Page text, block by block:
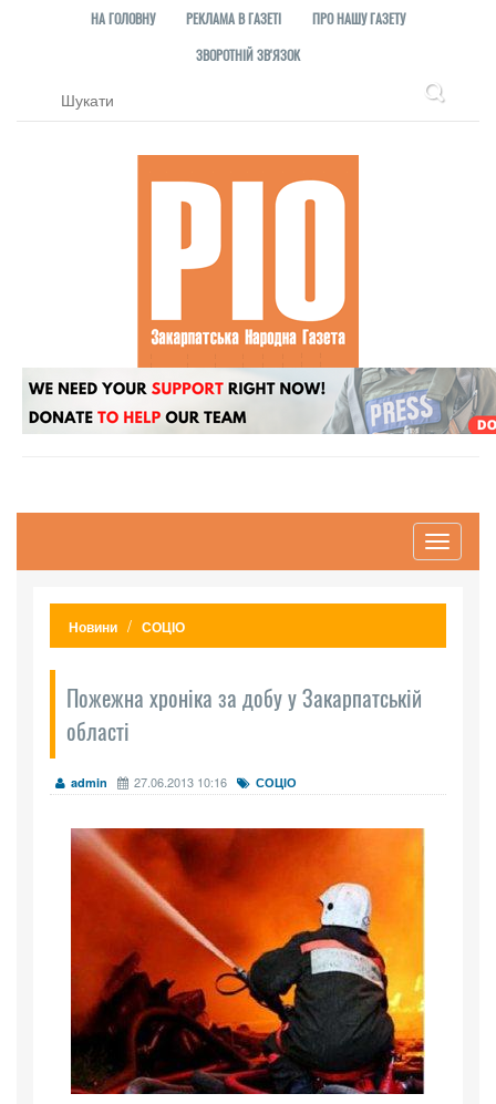
НА ГОЛОВНУ РЕКЛАМА В ГАЗЕТІ
ПРО НАШУ ГАЗЕТУ
ЗВОРОТНІЙ ЗВ'ЯЗОК
Toggle
Новини СОЦІО
Пожежна хроніка за добу у Закарпатській
області
admin 27.06.2013 10:16 СОЦІО